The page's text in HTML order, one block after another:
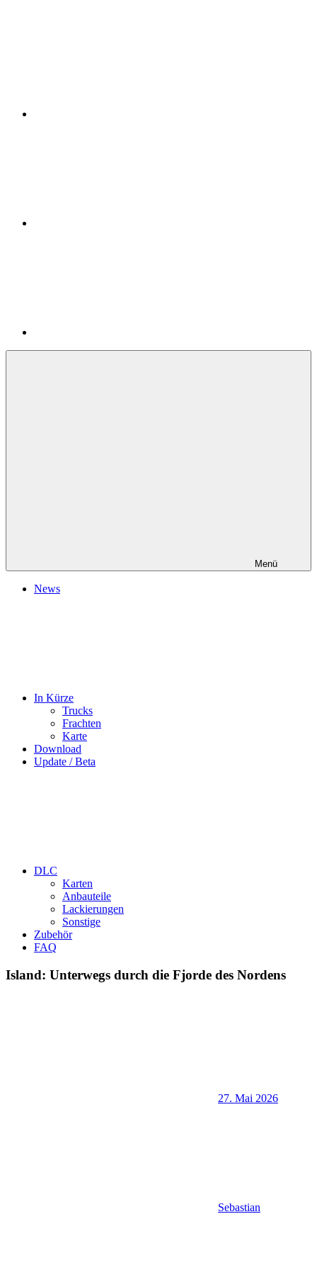
Menü
News
In Kürze
Trucks
Frachten
Karte
Download
Update / Beta
DLC
Karten
Anbauteile
Lackierungen
Sonstige
Zubehör
FAQ
Island: Unterwegs durch die Fjorde des Nordens
27. Mai 2026
Sebastian